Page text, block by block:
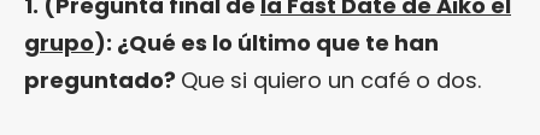
grupo): ¿Qué es lo último que te han
preguntado? Que si quiero un café o dos.